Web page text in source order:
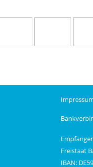
Freistaat
IBAN: